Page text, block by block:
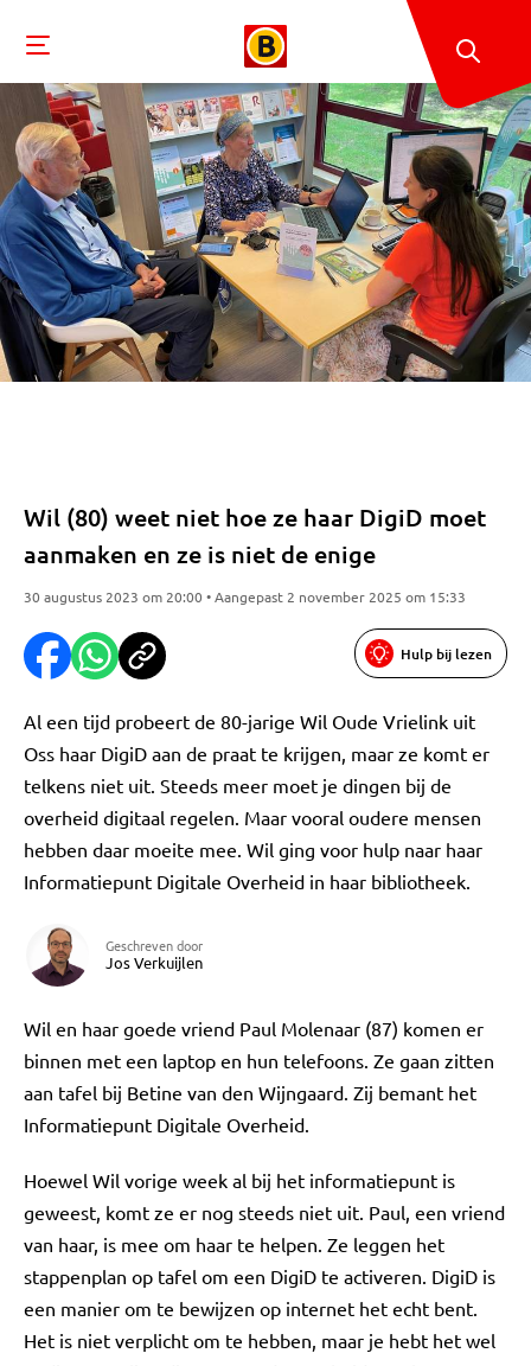
Wil (80) weet niet hoe ze haar DigiD moet
aanmaken en ze is niet de enige
30 augustus 2023 om 20:00 • Aangepast 2 november 2025 om 15:33
Hulp bij lezen
Al een tijd probeert de 80-jarige Wil Oude Vrielink uit
Oss haar DigiD aan de praat te krijgen, maar ze komt er
telkens niet uit. Steeds meer moet je dingen bij de
overheid digitaal regelen. Maar vooral oudere mensen
hebben daar moeite mee. Wil ging voor hulp naar haar
Informatiepunt Digitale Overheid in haar bibliotheek.
Geschreven door
Jos Verkuijlen
Wil en haar goede vriend Paul Molenaar (87) komen er
binnen met een laptop en hun telefoons. Ze gaan zitten
aan tafel bij Betine van den Wijngaard. Zij bemant het
Informatiepunt Digitale Overheid.
Hoewel Wil vorige week al bij het informatiepunt is
geweest, komt ze er nog steeds niet uit. Paul, een vriend
van haar, is mee om haar te helpen. Ze leggen het
stappenplan op tafel om een DigiD te activeren. DigiD is
een manier om te bewijzen op internet het echt bent.
Het is niet verplicht om te hebben, maar je hebt het wel